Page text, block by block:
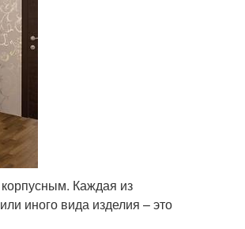
Каждая из
иного вида изделия – это